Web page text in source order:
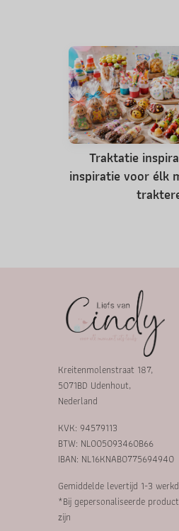
Traktatie
inspiratie voor élk
Kreitenmolenstraat 187,
5071BD Udenhout,
Nederland
KVK: 94579113
BTW: NL005093460B66
IBAN: NL16KNAB0775694940
Gemiddelde levertijd 1-3
*Bij gepersonaliseerde
zijn